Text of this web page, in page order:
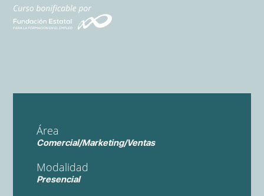
Área
Comercial/Marketing/Ventas
Modalidad
Presencial